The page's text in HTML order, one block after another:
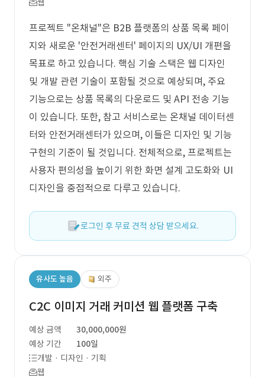
웹
프로젝트 "온채널"은 B2B 플랫폼의 상품 목록 페이
지와 새로운 '안전거래센터' 페이지의 UX/UI 개편을
목표로 하고 있습니다. 핵심 기술 스택은 웹 디자인
및 개발 관련 기술이 포함될 것으로 예상되며, 주요
기능으로는 상품 목록의 다운로드 및 API 전송 기능
이 있습니다. 또한, 참고 서비스로는 온채널 데이터센
터와 안전거래센터가 있으며, 이들은 디자인 및 기능
구현의 기준이 될 것입니다. 전체적으로, 프로젝트는
사용자 편의성을 높이기 위한 화면 설계 고도화와 UI
디자인을 중점적으로 다루고 있습니다.
로그인 후 무료 견적 상담 받으세요.
유사도 높음 외주
C2C 이미지 거래 커미션 웹 플랫폼 구축
예상 금액
30,000,000원
예상 기간
100일
개발 · 디자인 · 기획
웹